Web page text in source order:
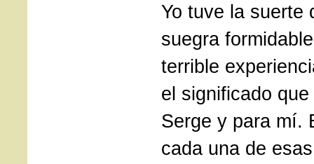
Yo tuve la suerte
suegra
terrible
el significado
Serge y para mí.
cada una de